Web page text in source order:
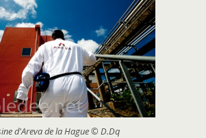
d'Areva de la Hague © D.Dq